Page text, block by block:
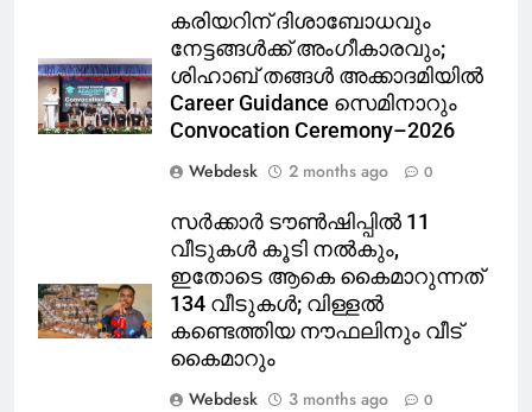
കരിയറിന് ദിശാബോധവും
നേട്ടങ്ങൾക്ക് അംഗീകാരവും;
ശിഹാബ് തങ്ങൾ അക്കാദമിയിൽ
Career Guidance സെമിനാറും
Convocation Ceremony–2026
Webdesk
2 months ago 0
സർക്കാർ ടൗൺഷിപ്പിൽ 11
വീടുകൾ കൂടി നൽകും,
ഇതോടെ ആകെ കൈമാറുന്നത്
134 വീടുകൾ; വിള്ളൽ
കണ്ടെത്തിയ നൗഫലിനും വീട്
കൈമാറും
Webdesk
3 months ago 0